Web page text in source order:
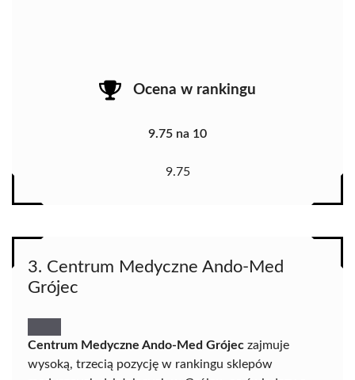
Ocena w rankingu
9.75 na 10
9.75
3. Centrum Medyczne Ando-Med
Grójec
Centrum Medyczne Ando-Med Grójec zajmuje
wysoką, trzecią pozycję w rankingu sklepów